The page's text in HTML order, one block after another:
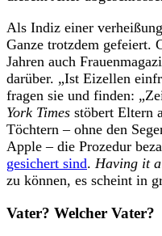
Als Indiz einer
Ganze trotzdem gefeiert.
Jahren auch
darüber. „Ist Eizellen
fragen sie und finden:
York Times stöbert Eltern
Töchtern – ohne den
Apple – die Prozedur
gesichert sind. Having it
zu können, es scheint in
Vater? Welcher Vater?